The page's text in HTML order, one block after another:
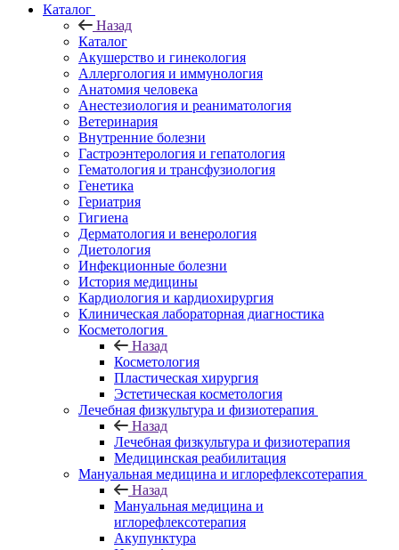
Каталог
Назад
Каталог
Акушерство и гинекология
Аллергология и иммунология
Анатомия человека
Анестезиология и реаниматология
Ветеринария
Внутренние болезни
Гастроэнтерология и гепатология
Гематология и трансфузиология
Генетика
Гериатрия
Гигиена
Дерматология и венерология
Диетология
Инфекционные болезни
История медицины
Кардиология и кардиохирургия
Клиническая лабораторная диагностика
Косметология
Назад
Косметология
Пластическая хирургия
Эстетическая косметология
Лечебная физкультура и физиотерапия
Назад
Лечебная физкультура и физиотерапия
Медицинская реабилитация
Мануальная медицина и иглорефлексотерапия
Назад
Мануальная медицина и
иглорефлексотерапия
Акупунктура